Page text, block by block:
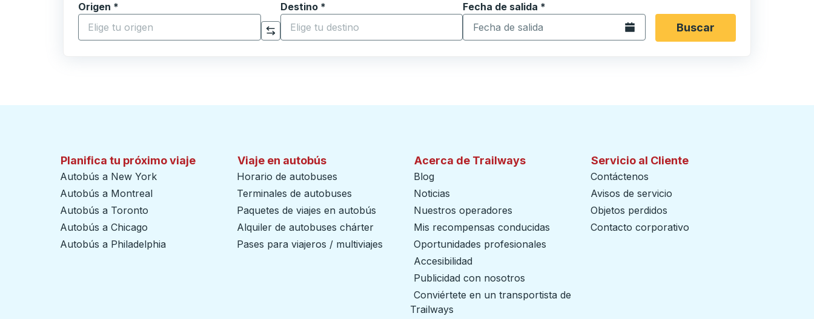
Origen *
Comience a escribir la ciudad de origen para abrir las opciones de ubicación y luego use las teclas de flecha para navegar hasta la ciudad de origen que
Haga clic para cambiar sus selecciones de origen y destino
Destino *
Comience a escribir la ciudad de destino para abrir las opciones de ubicación y luego use las teclas de flecha
Fecha de salida *
Escriba la fecha en formato de fecha Barra diagonal de mes de 2
Abra el calendario.Buscar
Planifica tu próximo viaje
Autobús a New York
Autobús a Montreal
Autobús a Toronto
Autobús a Chicago
Autobús a Philadelphia
Viaje en autobús
Horario de autobuses
Terminales de autobuses
Paquetes de viajes en autobús
Alquiler de autobuses chárter
Pases para viajeros / multiviajes
Acerca de Trailways
Blog
Noticias
Nuestros operadores
Mis recompensas conducidas
Oportunidades profesionales
Accesibilidad
Publicidad con nosotros
Conviértete en un transportista de
Trailways
Servicio al Cliente
Contáctenos
Avisos de servicio
Objetos perdidos
Contacto corporativo